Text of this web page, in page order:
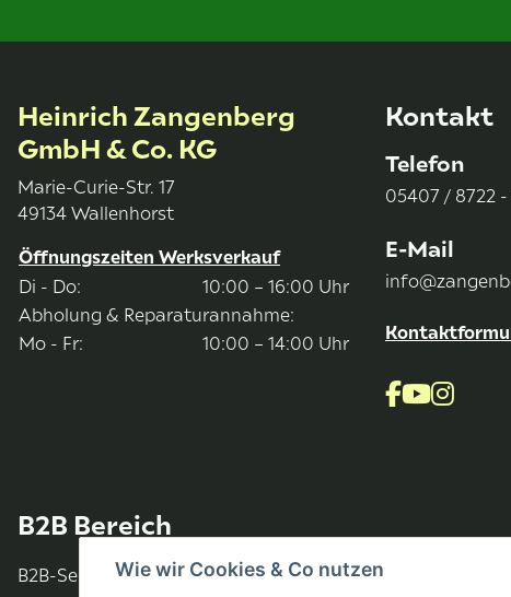
Wie wir Cookies & Co nutzen
Heinrich Zangenberg
GmbH & Co. KG
Marie-Curie-Str. 17
49134 Wallenhorst
Öffnungszeiten Werksverkauf
Di - Do:
10:00 – 16:00 Uhr
Abholung & Reparaturannahme:
Mo - Fr:
10:00 – 14:00 Uhr
Kontakt
Telefon
05407 / 8722
E-Mail
B2B Bereich
B2B-Service